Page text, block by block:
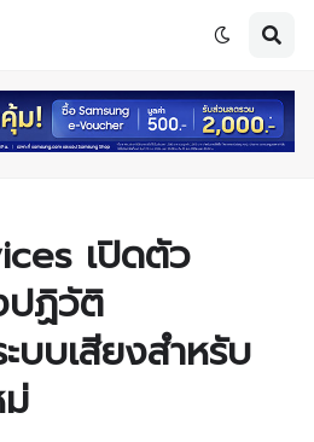
เปิดตัว
ปฏิวัติ
บบเสียงสำหรับ